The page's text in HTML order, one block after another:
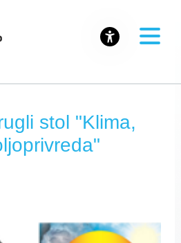
stol "Klima,